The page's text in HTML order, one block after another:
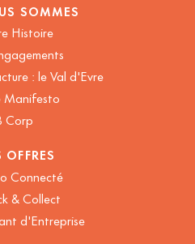
SOMMES
Histoire
: le Val d'Evre
Corp
Connecté
& Collect
d'Entreprise